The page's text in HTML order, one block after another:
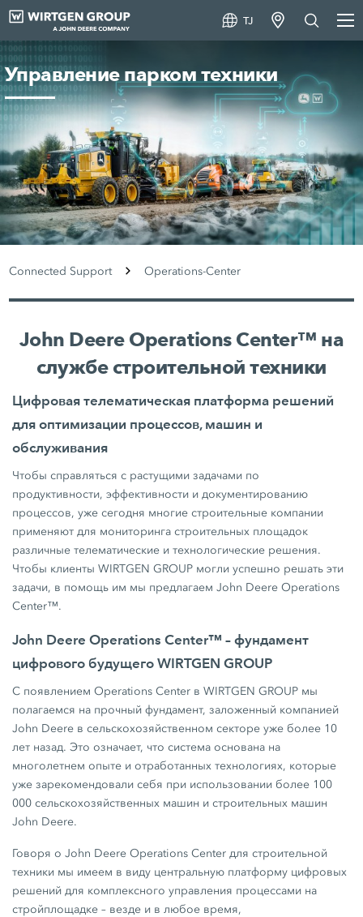
TJ
Управление парком техники
Connected Support Operations-Center
John Deere Operations Center™ на
службе строительной техники
Цифровая телематическая платформа решений
для оптимизации процессов, машин и
обслуживания
Чтобы справляться с растущими задачами по
продуктивности, эффективности и документированию
процессов, уже сегодня многие строительные компании
применяют для мониторинга строительных площадок
различные телематические и технологические решения.
Чтобы клиенты WIRTGEN GROUP могли успешно решать эти
задачи, в помощь им мы предлагаем John Deere Operations
Center™.
John Deere Operations Center™ – фундамент
цифрового будущего WIRTGEN GROUP
С появлением Operations Center в WIRTGEN GROUP мы
полагаемся на прочный фундамент, заложенный компанией
John Deere в сельскохозяйственном секторе уже более 10
лет назад. Это означает, что система основана на
многолетнем опыте и отработанных технологиях, которые
уже зарекомендовали себя при использовании более 100
000 сельскохозяйственных машин и строительных машин
John Deere.
Говоря о John Deere Operations Center для строительной
техники мы имеем в виду центральную платформу цифровых
решений для комплексного управления процессами на
стройплощадке – везде и в любое время,